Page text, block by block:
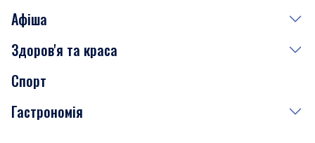
Афіша
Сьогодні
Завтра
Субота
Здоров'я та краса
Медицина
Краса
Спорт
Гастрономія